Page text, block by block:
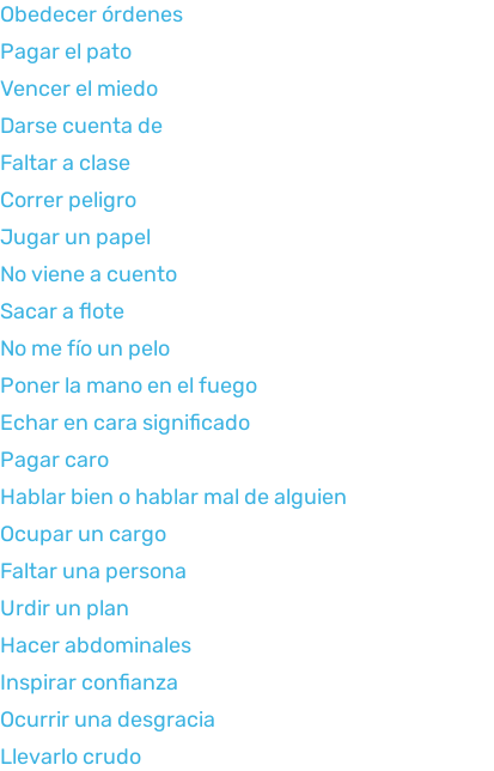
Obedecer órdenes
Pagar el pato
Vencer el miedo
Darse cuenta de
Faltar a clase
Correr peligro
Jugar un papel
No viene a cuento
Sacar a flote
No me fío un pelo
Poner la mano en el fuego
Echar en cara significado
Pagar caro
Hablar bien o hablar mal de alguien
Ocupar un cargo
Faltar una persona
Urdir un plan
Hacer abdominales
Inspirar confianza
Ocurrir una desgracia
Llevarlo crudo